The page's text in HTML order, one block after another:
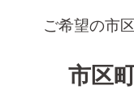
ご希望の市
市区